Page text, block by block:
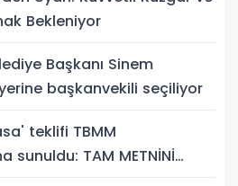
Bekleniyor
Başkanı Sinem
başkanvekili seçiliyor
teklifi TBMM
sunuldu: TAM METNİNİ